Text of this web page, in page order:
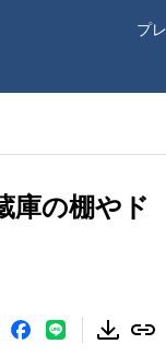
プ
庫の棚やド